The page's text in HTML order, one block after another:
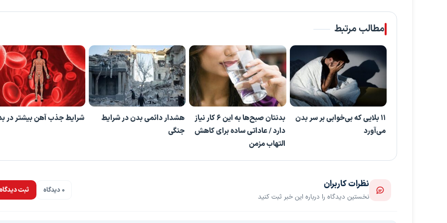
مطالب مرتبط
۱۱ بلایی که بی‌خوابی بر سر بدن
می‌آورد
بدنتان صبح‌ها به این ۶ کار نیاز
دارد / عاداتی ساده برای کاهش
التهاب مزمن
هشدار دائمی بدن در شرایط
جنگی
شرایط جذب آهن بیشتر در
نظرات کاربران
نخستین دیدگاه را درباره این خبر ثبت کنید
0 دیدگاه ثبت دیدگاه